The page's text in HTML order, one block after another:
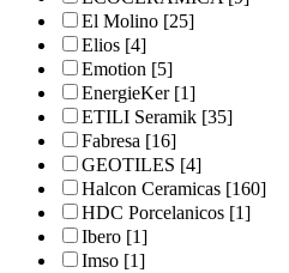
El Molino [25]
Elios [4]
Emotion [5]
EnergieKer[1]
ETILI Seramik [35]
Fabresa [16]
GEOTILES [4]
Halcon Ceramicas [160]
HDC Porcelanicos [1]
Ibero [1]
Imso [1]